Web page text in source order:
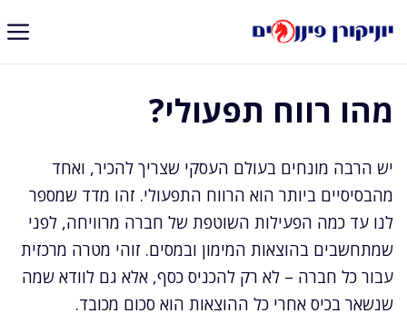
לתוכן
מהו רווח תפעולי?
יש הרבה מונחים בעולם העסקי שצריך להכיר, ואחד
מהבסיסיים ביותר הוא הרווח התפעולי. זהו מדד שמספר
לנו עד כמה הפעילות השוטפת של חברה מרוויחה, לפני
שמתחשבים בהוצאות המימון ובמסים. זוהי מטרה מרכזית
עבור כל חברה – לא רק להכניס כסף, אלא גם לוודא שמה
שנשאר בכיס אחרי כל ההוצאות הוא סכום מכובד.